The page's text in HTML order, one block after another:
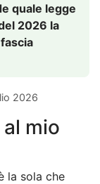
quale legge
2026 la
2026
mio
la sola che